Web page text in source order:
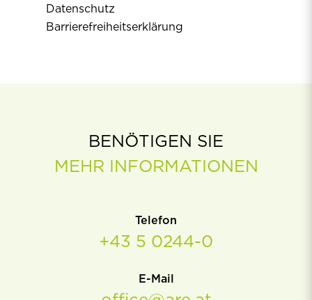
Datenschutz
Barrierefreiheitserklärung
BENÖTIGEN SIE
MEHR INFORMATIONEN
Telefon
+43 5 0244-0
E-Mail